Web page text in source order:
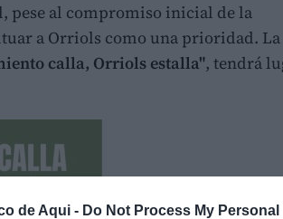
de Aqui - Do Not Process My
pese al compromiso inicial de la
a Orriols como una prioridad. La
calla, Orriols estalla", tendrá